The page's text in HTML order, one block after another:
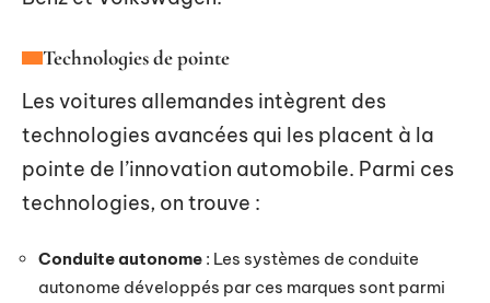
Technologies de pointe
Les voitures allemandes intègrent des
technologies avancées qui les placent à la
pointe de l’innovation automobile. Parmi ces
technologies, on trouve :
Conduite autonome : Les systèmes de conduite
autonome développés par ces marques sont parmi